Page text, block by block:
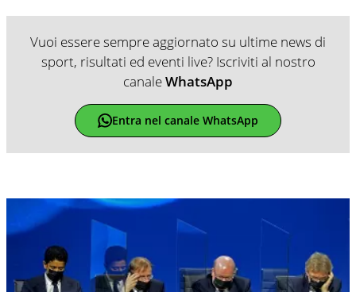
Vuoi essere sempre aggiornato su ultime news di
sport, risultati ed eventi live? Iscriviti al nostro
canaleWhatsApp
Entra nel canale WhatsApp